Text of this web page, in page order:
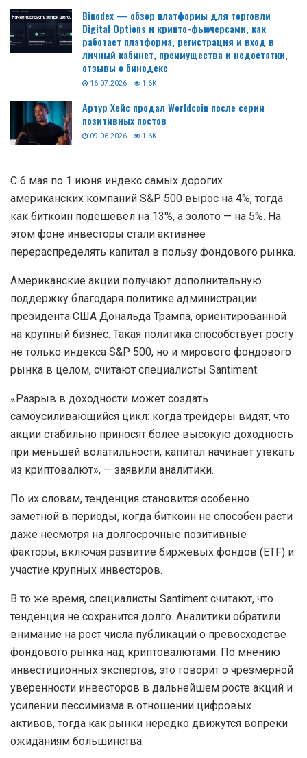
Binodex — обзор платформы для торговли
Digital Options и крипто-фьючерсами, как
работает платформа, регистрация и вход в
личный кабинет, преимущества и недостатки,
отзывы о бинодекс
16.07.2026 1.6K
Артур Хейс продал Worldcoin после серии
позитивных постов
09.06.2026 1.6K
С 6 мая по 1 июня индекс самых дорогих
американских компаний S&P 500 вырос на 4%, тогда
как биткоин подешевел на 13%, а золото — на 5%. На
этом фоне инвесторы стали активнее
перераспределять капитал в пользу фондового рынка.
Американские акции получают дополнительную
поддержку благодаря политике администрации
президента США Дональда Трампа, ориентированной
на крупный бизнес. Такая политика способствует росту
не только индекса S&P 500, но и мирового фондового
рынка в целом, считают специалисты Santiment.
«Разрыв в доходности может создать
самоусиливающийся цикл: когда трейдеры видят, что
акции стабильно приносят более высокую доходность
при меньшей волатильности, капитал начинает утекать
из криптовалют», — заявили аналитики.
По их словам, тенденция становится особенно
заметной в периоды, когда биткоин не способен расти
даже несмотря на долгосрочные позитивные
факторы, включая развитие биржевых фондов (ETF) и
участие крупных инвесторов.
В то же время, специалисты Santiment считают, что
тенденция не сохранится долго. Аналитики обратили
внимание на рост числа публикаций о превосходстве
фондового рынка над криптовалютами. По мнению
инвестиционных экспертов, это говорит о чрезмерной
уверенности инвесторов в дальнейшем росте акций и
усилении пессимизма в отношении цифровых
активов, тогда как рынки нередко движутся вопреки
ожиданиям большинства.